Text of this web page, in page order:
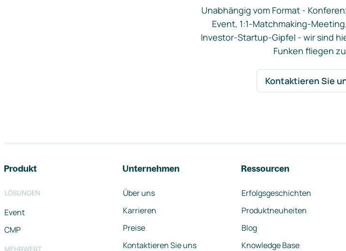
Unabhängig vom Format -
Event, 1:1-Matchmaking-
Investor-Startup-Gipfel - wir sind
Funken fliegen
Kontaktieren Sie
Produkt
LÖSUNGEN
Event
CMP
MEHRWERT
Unternehmen
Über uns
Karrieren
Preise
Kontaktieren Sie uns
Ressourcen
Erfolgsgeschichten
Produktneuheiten
Blog
Knowledge Base